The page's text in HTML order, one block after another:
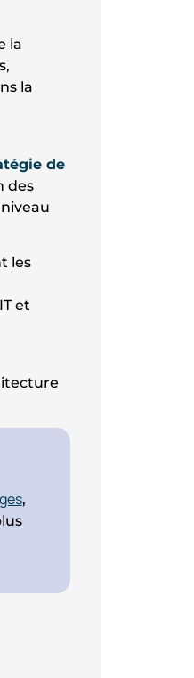
la
la
de
des
les
et
,